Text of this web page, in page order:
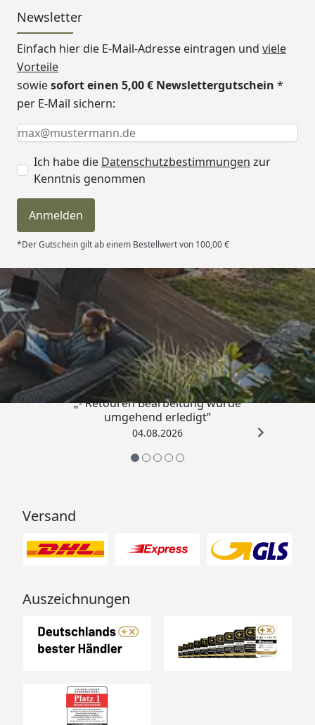
Newsletter
Einfach hier die E-Mail-Adresse eintragen und viele
Vorteile
sowiesofort einen 5,00 € Newslettergutschein *
per E-Mail sichern:
Keine Eingabe erforderlich
Eingabe erforderlich
E-Mail *
Ich habe die Datenschutzbestimmungen zur
Kenntnis genommen
Anmelden
*Der Gutschein gilt ab einem Bestellwert von 100,00 €
Trusted Shops
4,81/ 5
„- Retouren Bearbeitung wurde
umgehend erledigt“
04.08.2026
Versand
Auszeichnungen